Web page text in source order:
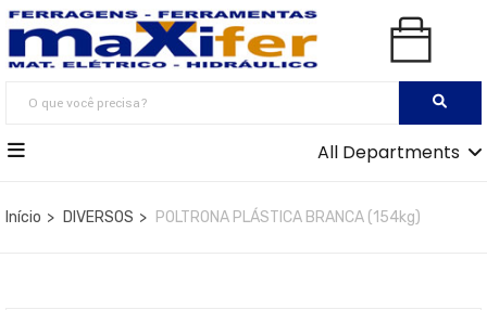
All Departments
Início DIVERSOS POLTRONA PLÁSTICA BRANCA (154kg)